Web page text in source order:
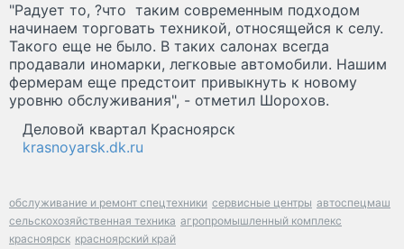
"Радует то, ?что таким современным подходом
начинаем торговать техникой, относящейся к селу.
Такого еще не было. В таких салонах всегда
продавали иномарки, легковые автомобили. Нашим
фермерам еще предстоит привыкнуть к новому
уровню обслуживания", - отметил Шорохов.
Деловой квартал Красноярск
krasnoyarsk.dk.ru
обслуживание и ремонт спецтехники сервисные центры автоспецмаш
сельскохозяйственная техника агропромышленный комплекс
красноярск красноярский край